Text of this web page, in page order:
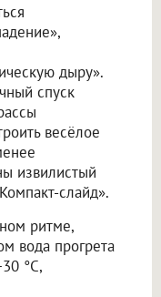
дыру».
спуск
весёлое
извилистый
слайд».
ритме,
вода прогрета
°C,